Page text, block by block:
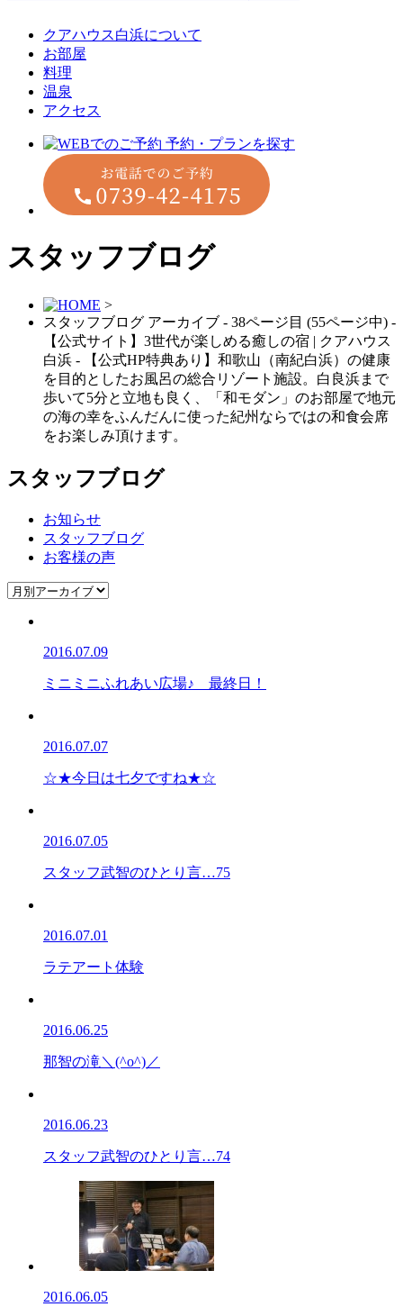
クアハウス白浜について
お部屋
料理
温泉
アクセス
スタッフブログ
>
スタッフブログ アーカイブ - 38ページ目 (55ページ中) -
【公式サイト】3世代が楽しめる癒しの宿 | クアハウス
白浜 - 【公式HP特典あり】和歌山（南紀白浜）の健康
を⽬的としたお⾵呂の総合リゾート施設。白良浜まで
歩いて5分と立地も良く、「和モダン」のお部屋で地元
の海の幸をふんだんに使った紀州ならではの和⾷会席
をお楽しみ頂けます。
スタッフブログ
お知らせ
スタッフブログ
お客様の声
2016.07.09
ミニミニふれあい広場♪ 最終日！
2016.07.07
☆★今日は七夕ですね★☆
2016.07.05
スタッフ武智のひとり言…75
2016.07.01
ラテアート体験
2016.06.25
那智の滝＼(^o^)／
2016.06.23
スタッフ武智のひとり言…74
2016.06.05